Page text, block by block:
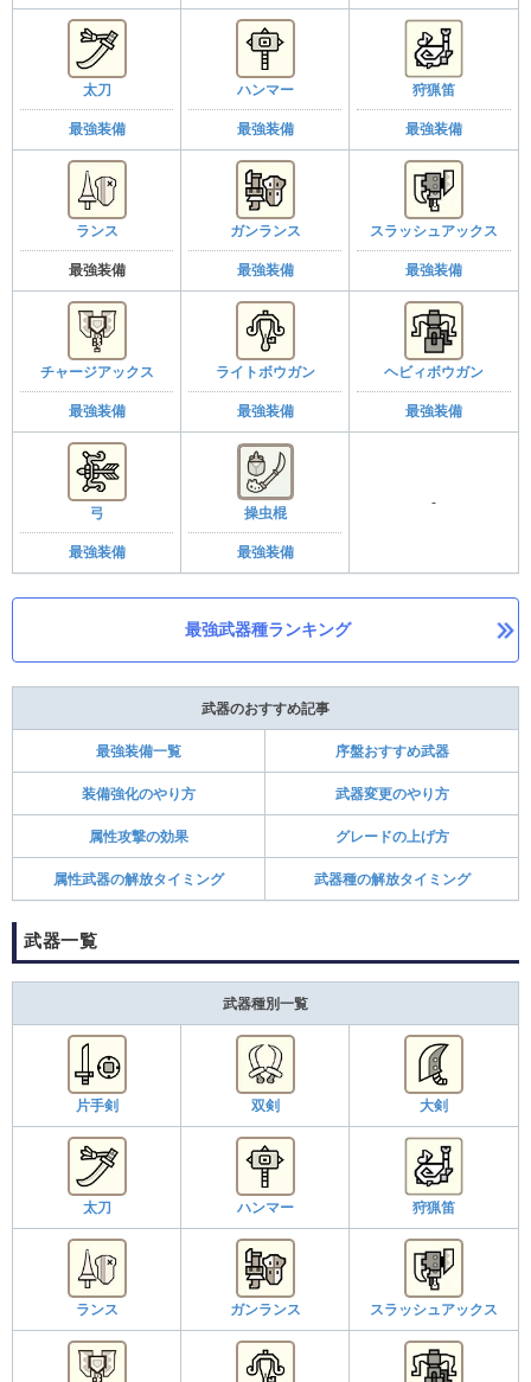
太刀
最強装備
ハンマー
最強装備
狩猟笛
最強装備
ランス
最強装備
ガンランス
最強装備
スラッシュアックス
最強装備
チャージアックス
最強装備
ライトボウガン
最強装備
ヘビィボウガン
最強装備
弓
最強装備
操虫棍
最強装備
-
最強武器種ランキング
武器のおすすめ記事
最強装備一覧 序盤おすすめ武器
装備強化のやり方 武器変更のやり方
属性攻撃の効果 グレードの上げ方
属性武器の解放タイミング 武器種の解放タイミング
武器一覧
武器種別一覧
片手剣 双剣 大剣
太刀 ハンマー 狩猟笛
ランス ガンランス スラッシュアックス